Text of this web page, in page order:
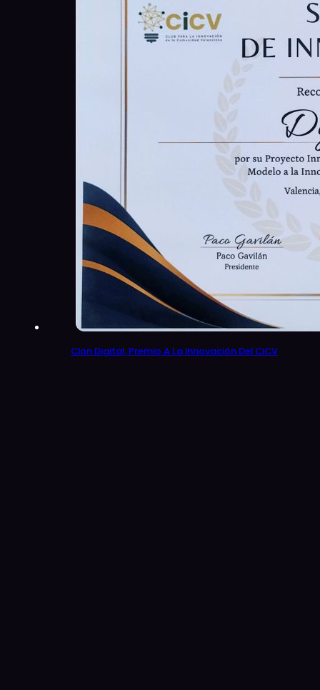
Clon Digital, Premio A La Innovación Del CiCV